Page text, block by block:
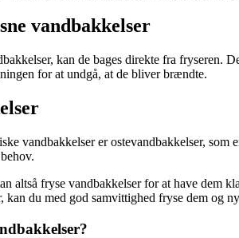
vandbakkelser
kan de bages direkte fra fryseren.
for at undgå, at de bliver brændte.
vandbakkelser er ostevandbakkelser,
altså fryse vandbakkelser for at have dem
kan du med god samvittighed fryse dem og